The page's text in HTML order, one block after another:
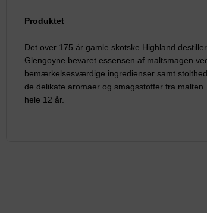
Produktet
Det over 175 år gamle skotske Highland
Glengoyne bevaret essensen af maltsmagen
bemærkelsesværdige ingredienser samt
de delikate aromaer og smagsstoffer fra
hele 12 år.